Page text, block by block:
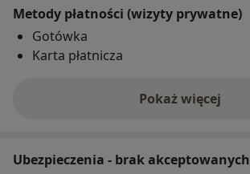
Metody płatności (wizyty prywatne)
Gotówka
Karta płatnicza
Pokaż więcej
o adresie
Ubezpieczenia - brak akceptowanych